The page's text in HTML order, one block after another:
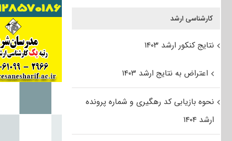
کارشناسی ارشد
نتایج کنکور ارشد ۱۴۰۳
اعتراض به نتایج ارشد ۱۴۰۳
نحوه بازیابی کد رهگیری و شماره پرونده
ارشد ۱۴۰۴